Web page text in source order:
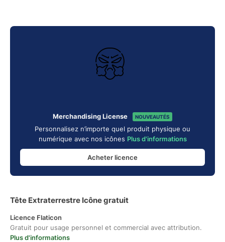
Merchandising License NOUVEAUTÉS
Personnalisez n’importe quel produit physique ou
numérique avec nos icônes Plus d'informations
Acheter licence
Tête Extraterrestre Icône gratuit
Licence Flaticon
Gratuit pour usage personnel et commercial avec attribution.
Plus d'informations